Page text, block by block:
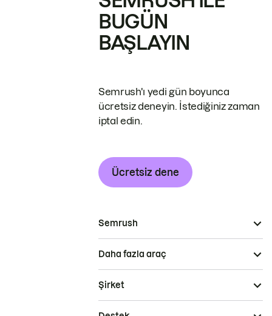
BUGÜN
BAŞLAYIN
Semrush'ı yedi gün boyunca
ücretsiz deneyin. İstediğiniz zaman
iptal edin.
Ücretsiz dene
Semrush
Daha fazla araç
Şirket